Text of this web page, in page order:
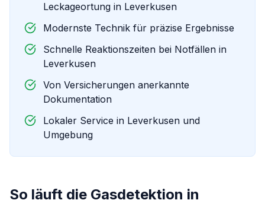
Leckageortung in Leverkusen
Modernste Technik für präzise Ergebnisse
Schnelle Reaktionszeiten bei Notfällen in
Leverkusen
Von Versicherungen anerkannte
Dokumentation
Lokaler Service in Leverkusen und
Umgebung
So läuft die Gasdetektion in